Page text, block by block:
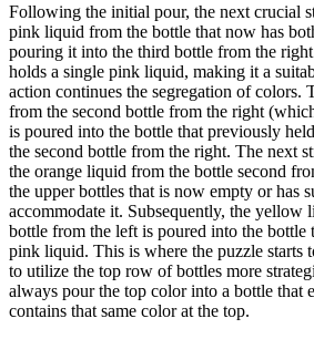
Following the initial pour, the next crucial
pink liquid from the bottle that now has
pouring it into the third bottle from the
holds a single pink liquid, making it a
action continues the segregation of colors.
from the second bottle from the right
is poured into the bottle that previously
the second bottle from the right. The next
the orange liquid from the bottle second
the upper bottles that is now empty or has
accommodate it. Subsequently, the yellow
bottle from the left is poured into the bottle
pink liquid. This is where the puzzle starts
to utilize the top row of bottles more
always pour the top color into a bottle that
contains that same color at the top.